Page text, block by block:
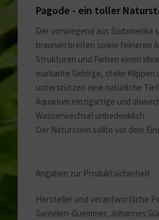
Pagode - ein toller
Der vorwiegend aus
braunen breiten sowie feineren
Strukturen und Farben einen
markante Gebirge, steile
unterstützen eine natürliche
Aquarium einzigartige und
Wasserwechsel unbedenklich.
Der Naturstein sollte vor dem
Angaben zur Produktsicherheit
Hersteller und verantwortliche
Garnelen-Guemmer, Johannes